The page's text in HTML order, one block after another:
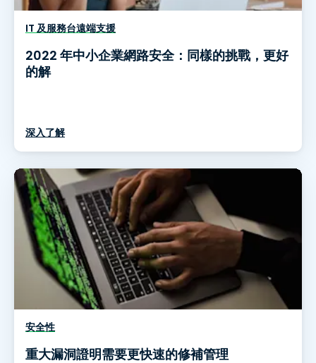
IT 及服務台遠端支援
2022 年中小企業網路安全：同樣的挑戰，更好
的解
深入了解
安全性
重大漏洞證明需要更快速的修補管理